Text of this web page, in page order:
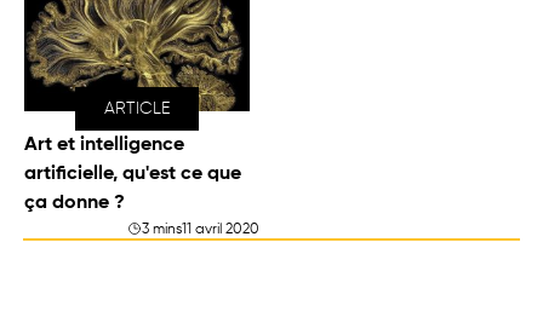
ARTICLE
Art et intelligence
artificielle, qu'est ce que
ça donne ?
3 mins11 avril 2020